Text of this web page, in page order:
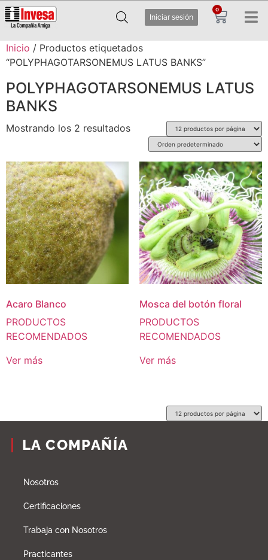
Iniciar sesión
0
Inicio / Productos etiquetados
“POLYPHAGOTARSONEMUS LATUS BANKS”
POLYPHAGOTARSONEMUS LATUS
BANKS
Mostrando los 2 resultados
Acaro Blanco
PRODUCTOS
RECOMENDADOS
Ver más
Mosca del botón floral
PRODUCTOS
RECOMENDADOS
Ver más
LA COMPAÑÍA
Nosotros
Certificaciones
Trabaja con Nosotros
Practicantes